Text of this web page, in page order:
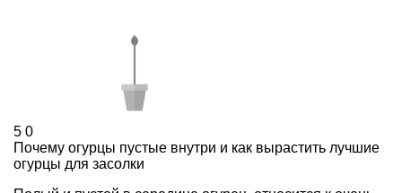
5 0
Почему огурцы пустые внутри и как вырастить лучшие
огурцы для засолки